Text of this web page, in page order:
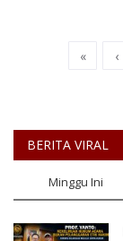
« ‹
BERITA VIRAL
Minggu Ini